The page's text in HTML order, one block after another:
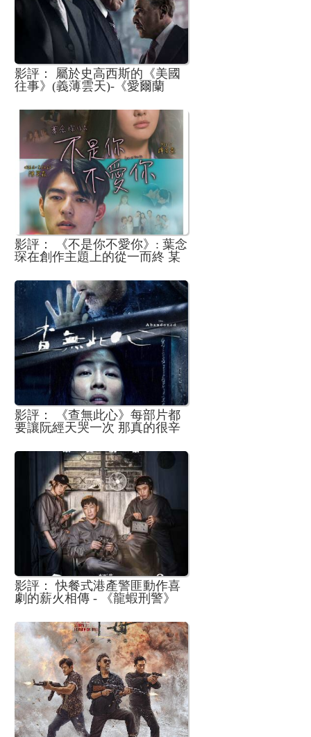
影評： 屬於史高西斯的《美國
往事》(義薄雲天)-《愛爾蘭
影評： 《不是你不愛你》: 葉念
琛在創作主題上的從一而終 某
影評： 《查無此心》每部片都
要讓阮經天哭一次 那真的很辛
影評： 快餐式港產警匪動作喜
劇的薪火相傳 - 《龍蝦刑警》